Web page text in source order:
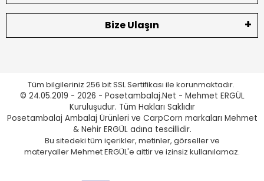
Bize Ulaşın
Tüm bilgileriniz 256 bit SSL Sertifikası ile korunmaktadır.
© 24.05.2019 - 2026 - Posetambalaj.Net - Mehmet ERGÜL
Kuruluşudur. Tüm Hakları Saklıdır
Posetambalaj Ambalaj Ürünleri ve CarpCorn markaları Mehmet
& Nehir ERGÜL adına tescillidir.
Bu sitedeki tüm içerikler, metinler, görseller ve
materyaller Mehmet ERGÜL'e aittir ve izinsiz kullanılamaz.